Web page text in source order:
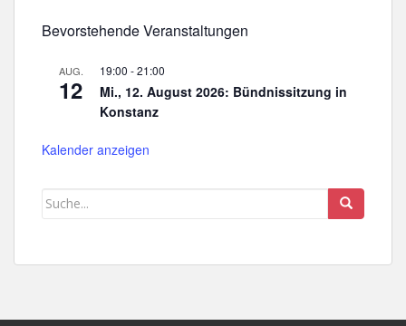
Bevorstehende Veranstaltungen
AUG.
12
19:00 -21:00
Mi., 12. August 2026: Bündnissitzung in
Konstanz
Kalender anzeigen